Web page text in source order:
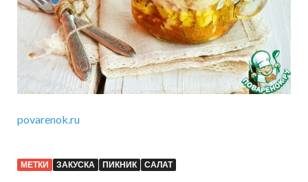
povarenok.ru
МЕТКИ ЗАКУСКА ПИКНИК САЛАТ